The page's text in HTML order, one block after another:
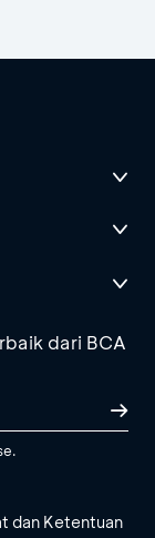
dari BCA
dan Ketentuan